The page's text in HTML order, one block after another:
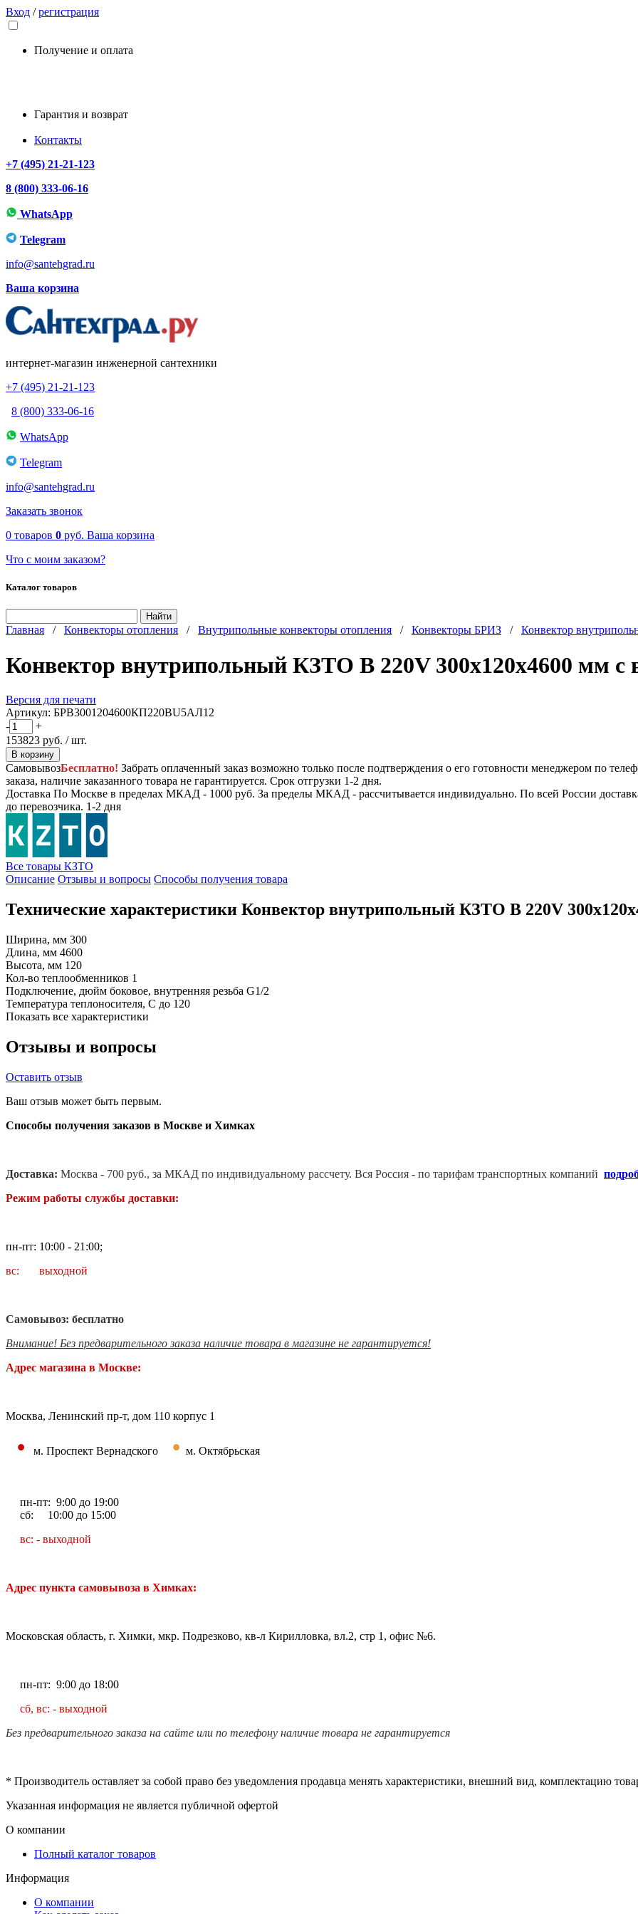
Вход /регистрация
Получение и оплата
Гарантия и возврат
Контакты
+7 (495) 21-21-123
8 (800) 333-06-16
WhatsApp
Telegram
info@santehgrad.ru
Ваша корзина
интернет-магазин инженерной сантехники
+7 (495) 21-21-123
8 (800) 333-06-16
WhatsApp
Telegram
info@santehgrad.ru
Заказать звонок
0 товаров 0 руб. Ваша корзина
Что с моим заказом?
Каталог товаров
Главная / Конвекторы отопления / Внутрипольные конвекторы отопления / Конвекторы БРИЗ / Конвектор
Конвектор внутрипольный КЗТО В 220V 300x120x4600 мм с
Версия для печати
Артикул: БРВ3001204600КП220ВU5АЛ12
-
+
153823 руб. / шт.
В корзину
СамовывозБесплатно! Забрать оплаченный заказ возможно только после подтверждения о его готовности менеджером по
заказа, наличие заказанного товара не гарантируется. Срок отгрузки 1-2 дня.
Доставка По Москве в пределах МКАД - 1000 руб. За пределы МКАД - рассчитывается индивидуально. По всей России
до перевозчика. 1-2 дня
Все товары КЗТО
Описание Отзывы и вопросы Способы получения товара
Технические характеристики Конвектор внутрипольный КЗТО В 220V
Ширина, мм 300
Длина, мм 4600
Высота, мм 120
Кол-во теплообменников 1
Подключение, дюйм боковое, внутренняя резьба G1/2
Температура теплоносителя, С до 120
Показать все характеристики
Отзывы и вопросы
Оставить отзыв
Ваш отзыв может быть первым.
Способы получения заказов в Москве и Химках
Доставка: Москва - 700 руб., за МКАД по индивидуальному рассчету. Вся Россия - по тарифам транспортных компаний
Режим работы службы доставки:
пн-пт: 10:00 - 21:00;
вс: выходной
Самовывоз: бесплатно
Внимание! Без предварительного заказа наличие товара в магазине не гарантируется!
Адрес магазина в Москве:
Москва, Ленинский пр-т, дом 110 корпус 1
• м. Проспект Вернадского • м. Октябрьская
пн-пт: 9:00 до 19:00
сб: 10:00 до 15:00
вс: - выходной
Адрес пункта самовывоза в Химках:
Московская область, г. Химки, мкр. Подрезково, кв-л Кирилловка, вл.2, стр 1, офис №6.
пн-пт: 9:00 до 18:00
сб, вс: - выходной
Без предварительного заказа на сайте или по телефону наличие товара не гарантируется
* Производитель оставляет за собой право без уведомления продавца менять характеристики, внешний вид, комплектацию
Указанная информация не является публичной офертой
О компании
Полный каталог товаров
Информация
О компании